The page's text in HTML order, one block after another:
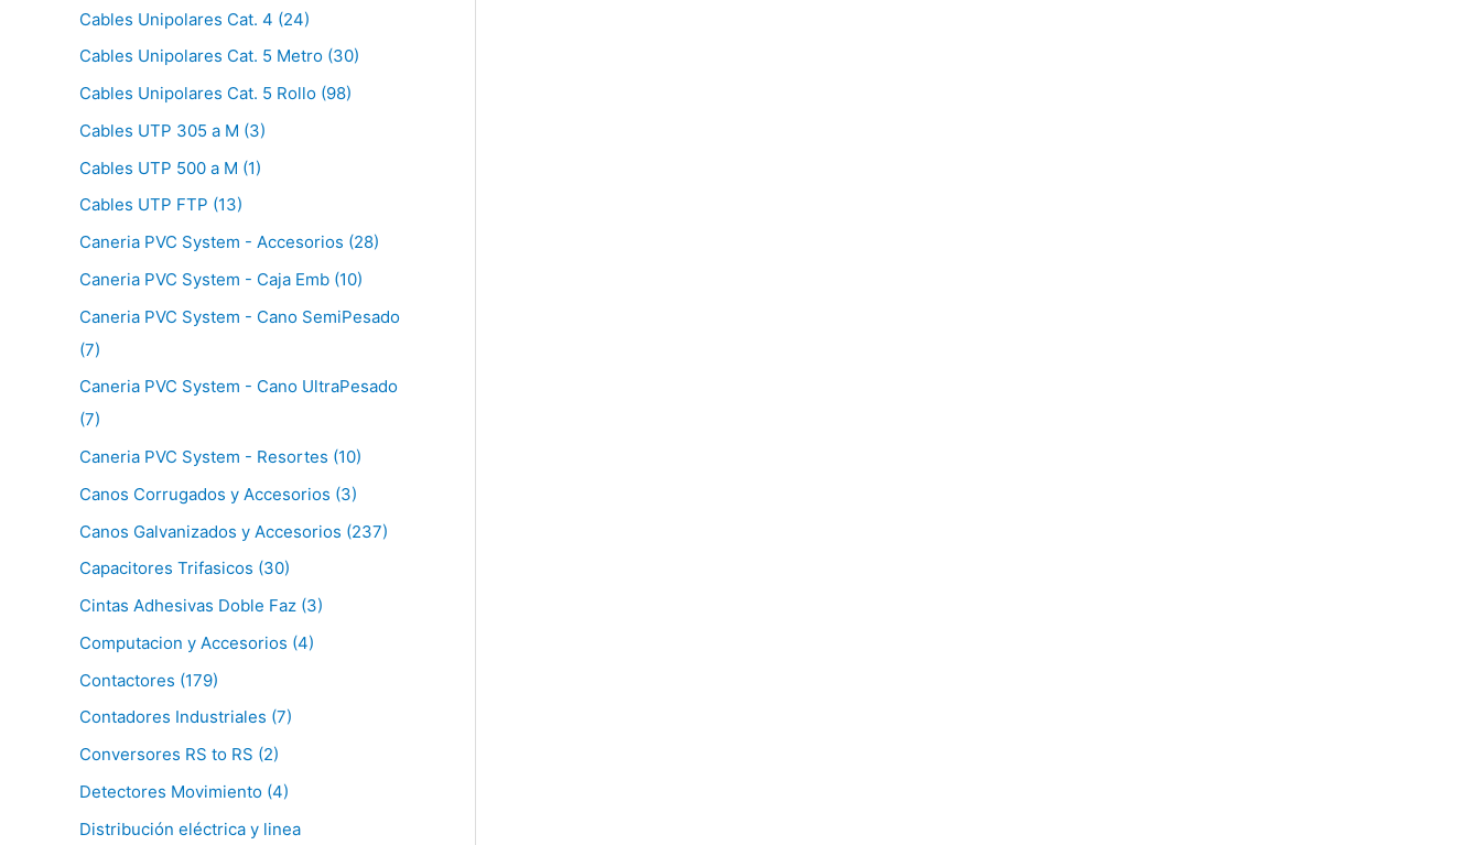
Cables Unipolares Cat. 4 (24)
Cables Unipolares Cat. 5 Metro (30)
Cables Unipolares Cat. 5 Rollo (98)
Cables UTP 305 a M (3)
Cables UTP 500 a M (1)
Cables UTP FTP (13)
Caneria PVC System - Accesorios (28)
Caneria PVC System - Caja Emb (10)
Caneria PVC System - Cano SemiPesado
(7)
Caneria PVC System - Cano UltraPesado
(7)
Caneria PVC System - Resortes (10)
Canos Corrugados y Accesorios (3)
Canos Galvanizados y Accesorios (237)
Capacitores Trifasicos (30)
Cintas Adhesivas Doble Faz (3)
Computacion y Accesorios (4)
Contactores (179)
Contadores Industriales (7)
Conversores RS to RS (2)
Detectores Movimiento (4)
Distribución eléctrica y linea